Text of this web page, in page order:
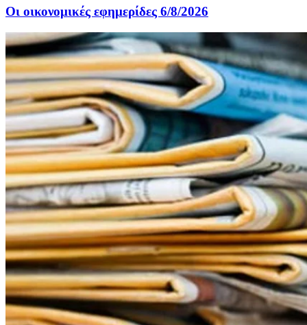
Οι οικονομικές εφημερίδες 6/8/2026